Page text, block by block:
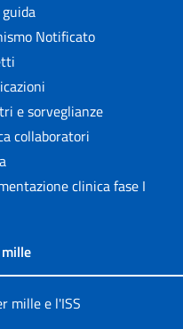
Notificato
e sorveglianze
collaboratori
clinica fase I
mille e l'ISS